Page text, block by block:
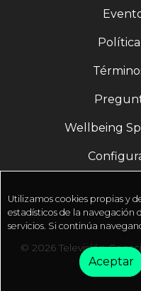
Wellbeing
© 2026 Televisión
por
Utilizamos cookies propias y
estadísticos de la navegación
servicios. Si continúa
Aceptar